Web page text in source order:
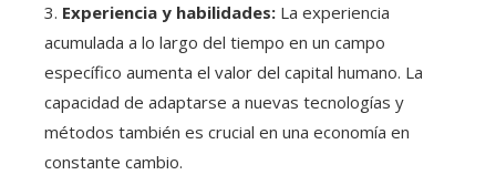
3. Experiencia y habilidades: La experiencia
acumulada a lo largo del tiempo en un campo
específico aumenta el valor del capital humano. La
capacidad de adaptarse a nuevas tecnologías y
métodos también es crucial en una economía en
constante cambio.